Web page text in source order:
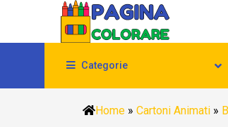
Categorie
Home » Cartoni Animati »